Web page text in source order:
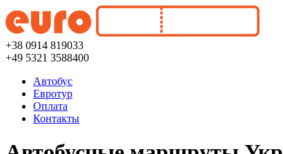
+38 0914 819033
+49 5321 3588400
Автобус
Евротур
Оплата
Контакты